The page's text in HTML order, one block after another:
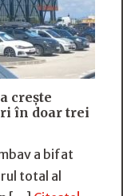
crește
în doar trei
a bifat
total al